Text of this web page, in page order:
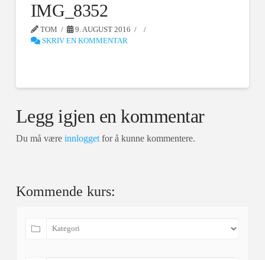
IMG_8352
TOM
9. AUGUST 2016
SKRIV EN KOMMENTAR
Legg igjen en kommentar
Du må være innloggetfor å kunne kommentere.
Kommende kurs: